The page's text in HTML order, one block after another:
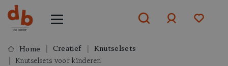
Home Creatief
Knutselsets
Knutselsets voor kinderen